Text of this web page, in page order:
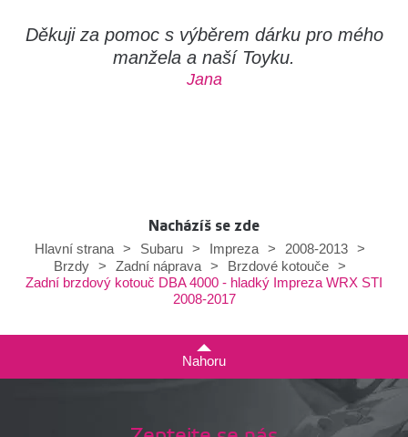
Děkuji za pomoc s výběrem dárku pro mého
manžela a naší Toyku.
Jana
Nacházíš se zde
Hlavní strana
> Subaru > Impreza > 2008-2013
>
Brzdy
> Zadní náprava > Brzdové kotouče
>
Zadní brzdový kotouč DBA 4000 - hladký Impreza WRX STI
2008-2017
Nahoru